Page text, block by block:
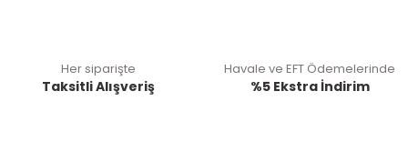
Her siparişte
Taksitli Alışveriş
Havale ve EFT Ödemelerinde
%5 Ekstra İndirim